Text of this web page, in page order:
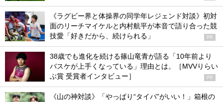
《ラグビー界と体操界の同学年レジェンド対談》初対
面のリーチマイケルと内村航平が本音で語り合った競
技愛「好きだから、続けられる」
PR
38歳でも進化を続ける篠山竜青が語る「10年前より
バスケが上手くなっている」理由とは。［MVVりらい
ぶ賞 受賞者インタビュー］
PR
《山の神対談》「やっぱり“タイパ”がいい！」箱根の